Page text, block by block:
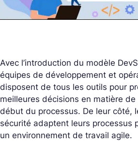
Avec l’introduction du modèle
équipes de développement et
disposent de tous les outils pour
meilleures décisions en matière
début du processus. De leur côté,
sécurité adaptent leurs processus
un environnement de travail agile.